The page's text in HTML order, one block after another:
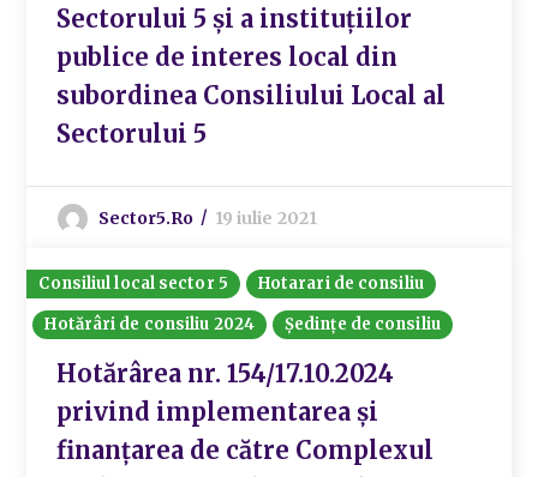
Sectorului 5 și a instituțiilor
publice de interes local din
subordinea Consiliului Local al
Sectorului 5
Sector5.ro 19 iulie 2021
Consiliul local sector 5
Hotarari de consiliu
Hotărâri de consiliu 2024
Ședințe de consiliu
Hotărârea nr. 154/17.10.2024
privind implementarea și
finanțarea de către Complexul